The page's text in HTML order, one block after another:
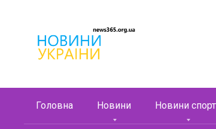
контенту
Головна Новини Новини